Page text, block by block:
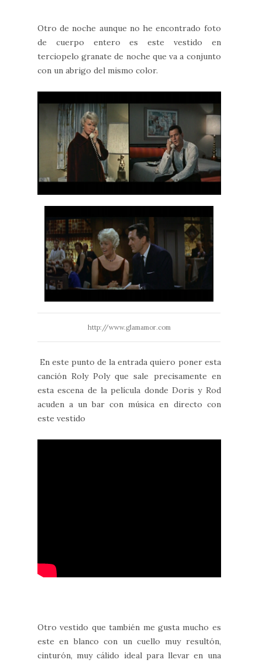
Otro de noche aunque no he encontrado foto
de cuerpo entero es este vestido en
terciopelo granate de noche que va a conjunto
con un abrigo del mismo color.
http://www.glamamor.com
En este punto de la entrada quiero poner esta
canción Roly Poly que sale precisamente en
esta escena de la película donde Doris y Rod
acuden a un bar con música en directo con
este vestido
Otro vestido que también me gusta mucho es
este en blanco con un cuello muy resultón,
cinturón, muy cálido ideal para llevar en una